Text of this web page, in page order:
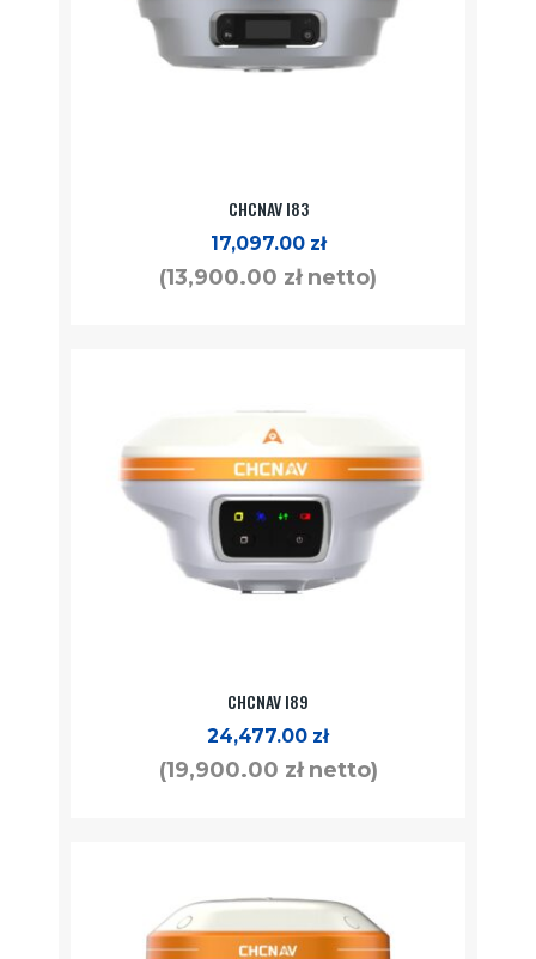
CHCNAV I83
17,097.00 zł
(13,900.00 złnetto)
CHCNAV I89
24,477.00 zł
(19,900.00 złnetto)